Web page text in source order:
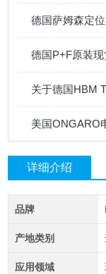
德国萨姆森定
德国P+F原装
关于德国HBM
美国ONGARO
详细介绍
品牌
产地类别
应用领域